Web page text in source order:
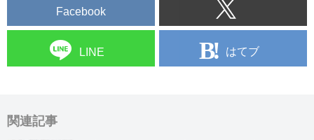
Facebook
LINE はてブ
関連記事